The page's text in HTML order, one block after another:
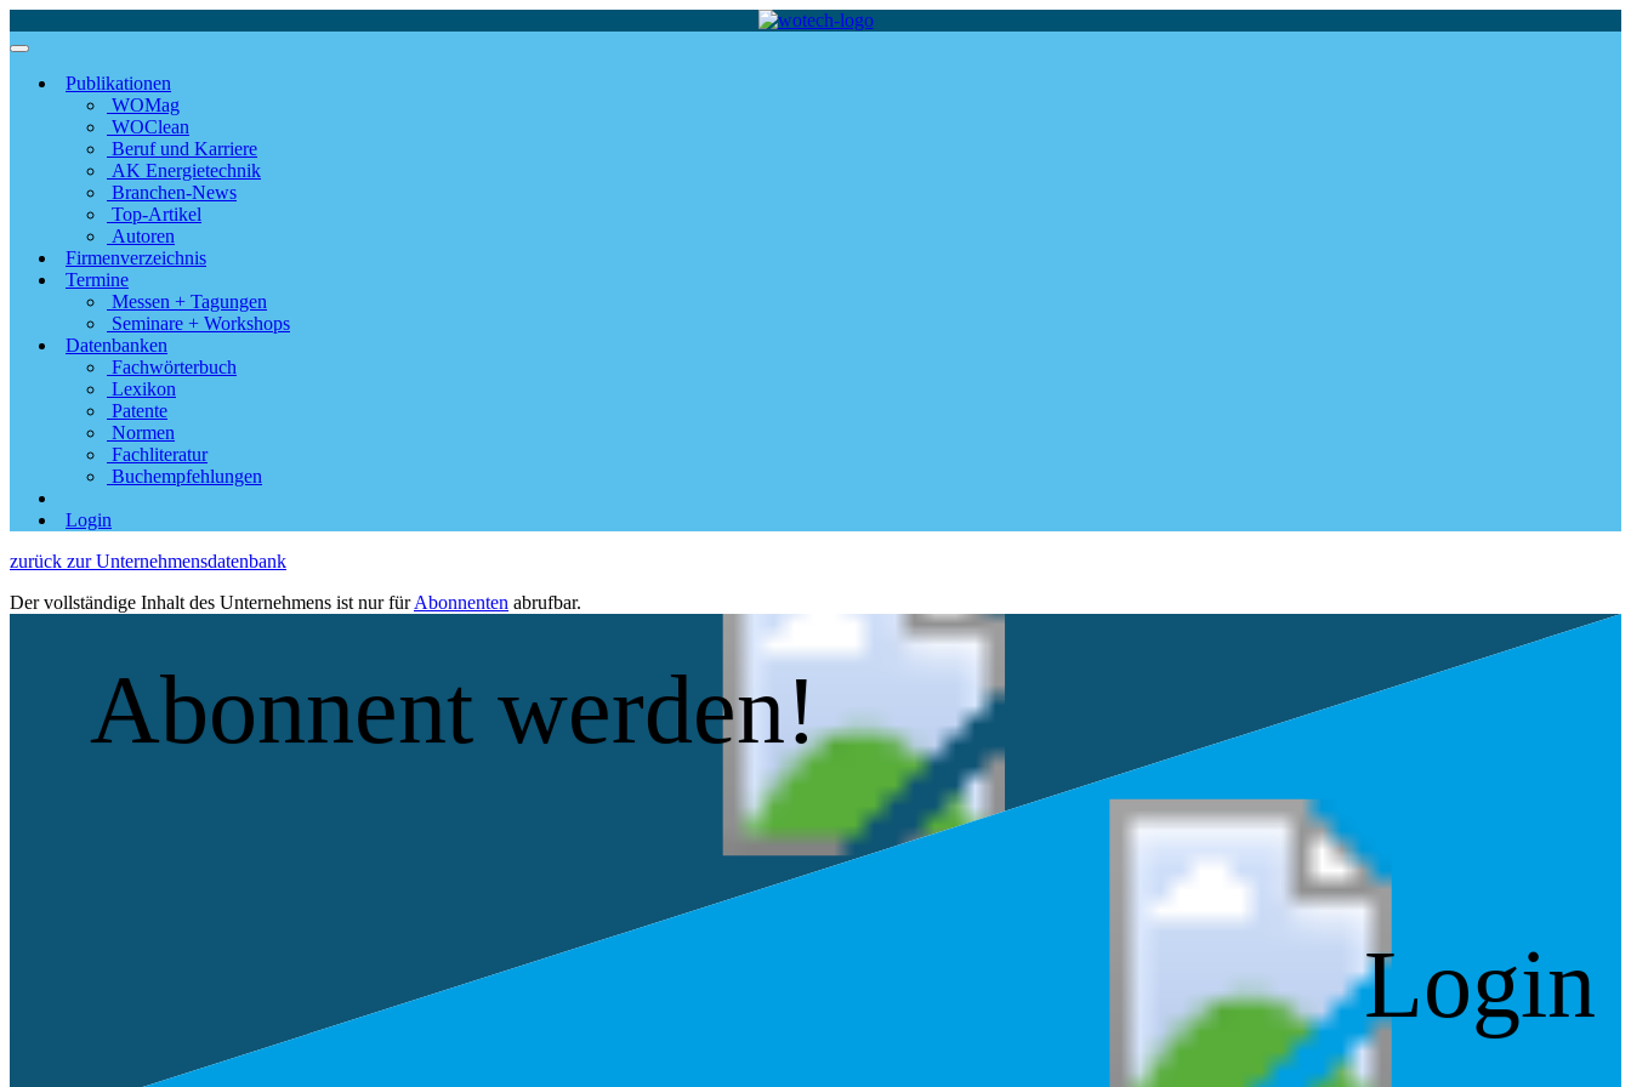
Publikationen
WOMag
WOClean
Beruf und Karriere
AK Energietechnik
Branchen-News
Top-Artikel
Autoren
Firmenverzeichnis
Termine
Messen + Tagungen
Seminare + Workshops
Datenbanken
Fachwörterbuch
Lexikon
Patente
Normen
Fachliteratur
Buchempfehlungen
Login
zurück zur Unternehmensdatenbank
Der vollständige Inhalt des Unternehmens ist nur fürAbonnenten abrufbar.
Abonnent werden!
Login